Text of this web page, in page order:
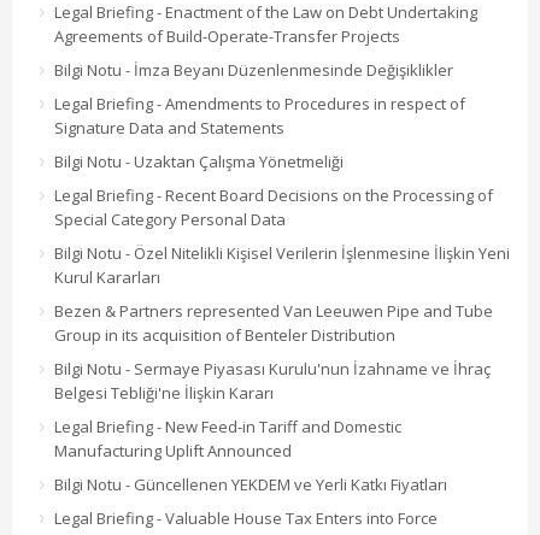
Legal Briefing - Enactment of the Law on Debt Undertaking
Agreements of Build-Operate-Transfer Projects
Bilgi Notu - İmza Beyanı Düzenlenmesinde Değişiklikler
Legal Briefing - Amendments to Procedures in respect of
Signature Data and Statements
Bilgi Notu - Uzaktan Çalışma Yönetmeliği
Legal Briefing - Recent Board Decisions on the Processing of
Special Category Personal Data
Bilgi Notu - Özel Nitelikli Kişisel Verilerin İşlenmesine İlişkin Yeni
Kurul Kararları
Bezen & Partners represented Van Leeuwen Pipe and Tube
Group in its acquisition of Benteler Distribution
Bilgi Notu - Sermaye Piyasası Kurulu'nun İzahname ve İhraç
Belgesi Tebliği'ne İlişkin Kararı
Legal Briefing - New Feed-in Tariff and Domestic
Manufacturing Uplift Announced
Bilgi Notu - Güncellenen YEKDEM ve Yerli Katkı Fiyatları
Legal Briefing - Valuable House Tax Enters into Force